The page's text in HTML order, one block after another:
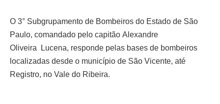
O 3° Subgrupamento de Bombeiros do Estado de São
Paulo, comandado pelo capitão Alexandre
Oliveira
Lucena, responde pelas bases de bombeiros
localizadas desde o município de São Vicente, até
Registro, no Vale do Ribeira.